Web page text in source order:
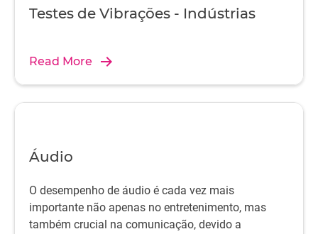
Testes de Vibrações - Indústrias
Read More
Áudio
O desempenho de áudio é cada vez mais
importante não apenas no entretenimento, mas
também crucial na comunicação, devido a